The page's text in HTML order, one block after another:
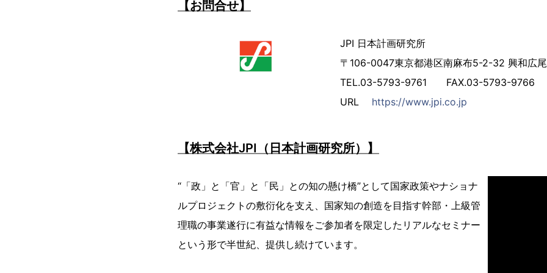
【お問合せ】
JPI 日本計画研究所
〒106-0047東京都港区南麻布5-2-32 興和広
TEL.03-5793-9761 FAX.03-5793-9766
URL https://www.jpi.co.jp
【株式会社JPI（日本計画研究所）】
“「政」と「官」と「民」との知の懸け橋”として国家政策やナショナ
ルプロジェクトの敷衍化を支え、国家知の創造を目指す幹部・上級管
理職の事業遂行に有益な情報をご参加者を限定したリアルなセミナー
という形で半世紀、提供し続けています。